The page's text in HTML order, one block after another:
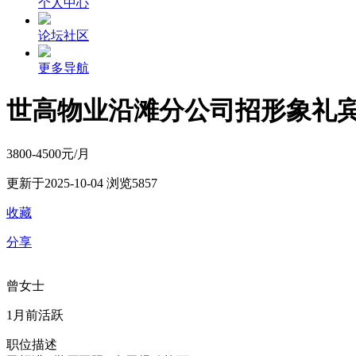
个人中心
论坛社区
更多导航
世高物业沿滩分公司招形象礼
3800-4500元/月
更新于2025-10-04 浏览5857
收藏
分享
曾女士
1月前活跃
职位描述